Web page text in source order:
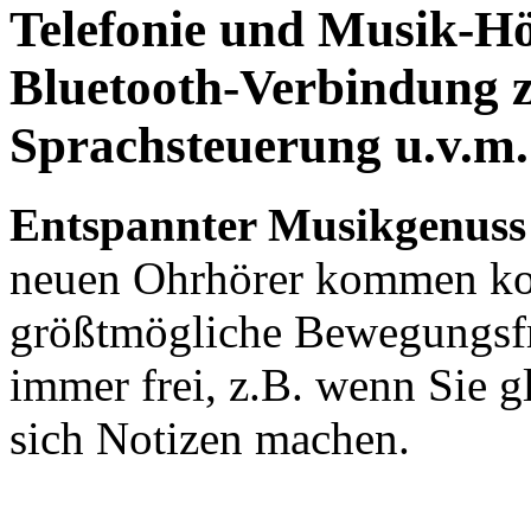
Telefonie und Musik-
Bluetooth-Verbindung
Sprachsteuerung u.v.m.
Entspannter
neuen Ohrhörer kommen
größtmögliche
immer frei, z.B. wenn Sie
sich Notizen machen.